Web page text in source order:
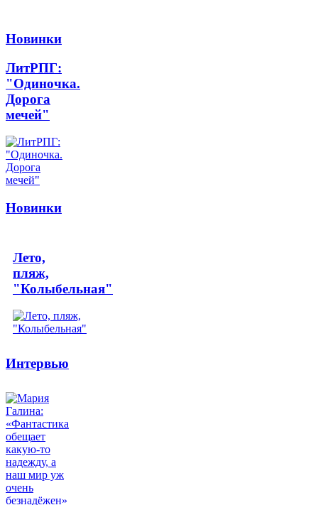
Новинки
ЛитРПГ:
"Одиночка.
Дорога
мечей"
Новинки
Лето,
пляж,
"Колыбельная"
Интервью